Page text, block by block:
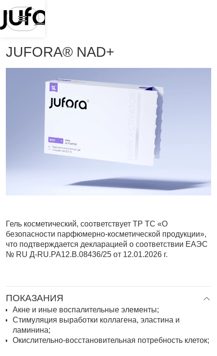
JUFORA® NAD+
Гель косметический, соответствует ТР ТС «О
безопасности парфюмерно-косметической продукции»,
что подтверждается декларацией о соответствии ЕАЭС
№ RU Д-RU.РА12.В.08436/25 от 12.01.2026 г.
ПОКАЗАНИЯ
Акне и иные воспалительные элементы;
Стимуляция выработки коллагена, эластина и
ламинина;
Окислительно-восстановительная потребность клеток;